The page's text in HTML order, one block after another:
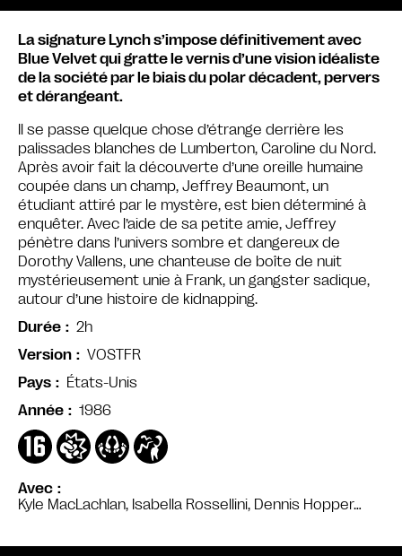
Avec
Kyle MacLachlan, Isabella Rossellini, Dennis Hopper…
La signature Lynch s’impose définitivement avec
Blue Velvet qui gratte le vernis d’une vision idéaliste
de la société par le biais du polar décadent, pervers
et dérangeant.
Il se passe quelque chose d’étrange derrière les
palissades blanches de Lumberton, Caroline du Nord.
Après avoir fait la découverte d’une oreille humaine
coupée dans un champ, Jeffrey Beaumont, un
étudiant attiré par le mystère, est bien déterminé à
enquêter. Avec l’aide de sa petite amie, Jeffrey
pénètre dans l’univers sombre et dangereux de
Dorothy Vallens, une chanteuse de boîte de nuit
mystérieusement unie à Frank, un gangster sadique,
autour d’une histoire de kidnapping.
Durée
2h
Version
VOSTFR
Pays
États-Unis
Année
1986